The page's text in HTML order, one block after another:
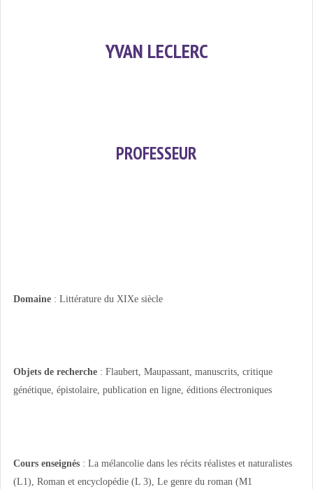
YVAN LECLERC
PROFESSEUR
Domaine : Littérature du XIXe siècle
Objets de recherche : Flaubert, Maupassant, manuscrits, critique
génétique, épistolaire, publication en ligne, éditions électroniques
Cours enseignés : La mélancolie dans les récits réalistes et naturalistes
(L1), Roman et encyclopédie (L 3), Le genre du roman (M1